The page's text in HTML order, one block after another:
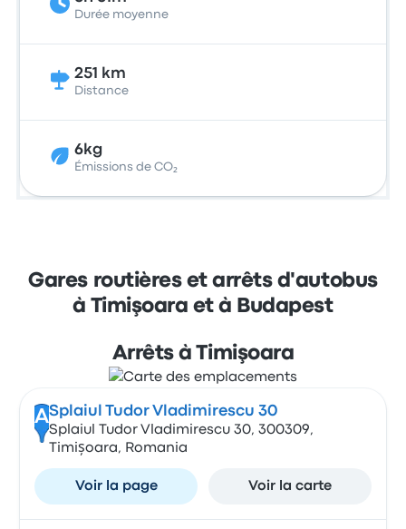
Durée moyenne
251 km
Distance
6kg
Émissions de CO₂
Gares routières et arrêts d'autobus
à Timişoara et à Budapest
Arrêts à Timişoara
ASplaiul Tudor Vladimirescu 30
Splaiul Tudor Vladimirescu 30, 300309,
Timișoara, Romania
Voir la page Voir la carte